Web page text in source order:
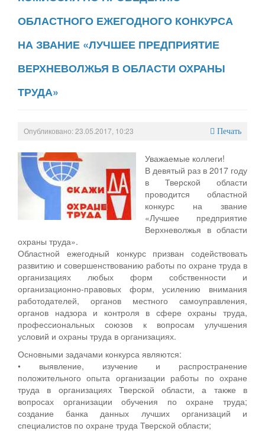
ОБЛАСТНОГО ЕЖЕГОДНОГО КОНКУРСА
НА ЗВАНИЕ «ЛУЧШЕЕ ПРЕДПРИЯТИЕ
ВЕРХНЕВОЛЖЬЯ В ОБЛАСТИ ОХРАНЫ
ТРУДА»
Опубликовано: 23.05.2017, 10:23 Печать
Уважаемые коллеги!
В девятый раз в 2017 году
в Тверской области
проводится областной
конкурс на звание
«Лучшее предприятие
Верхневолжья в области
охраны труда».
Областной ежегодный конкурс призван содействовать
развитию и совершенствованию работы по охране труда в
организациях любых форм собственности и
организационно-правовых форм, усилению внимания
работодателей, органов местного самоуправления,
органов надзора и контроля в сфере охраны труда,
профессиональных союзов к вопросам улучшения
условий и охраны труда в организациях.
Основными задачами конкурса являются:
• выявление, изучение и распространение
положительного опыта организации работы по охране
труда в организациях Тверской области, а также в
вопросах организации обучения по охране труда;
создание банка данных лучших организаций и
специалистов по охране труда Тверской области;